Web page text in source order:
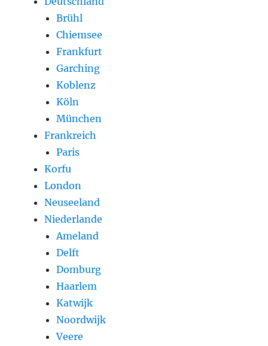
Brühl
Chiemsee
Frankfurt
Garching
Koblenz
Köln
München
Frankreich
Paris
Korfu
London
Neuseeland
Niederlande
Ameland
Delft
Domburg
Haarlem
Katwijk
Noordwijk
Veere